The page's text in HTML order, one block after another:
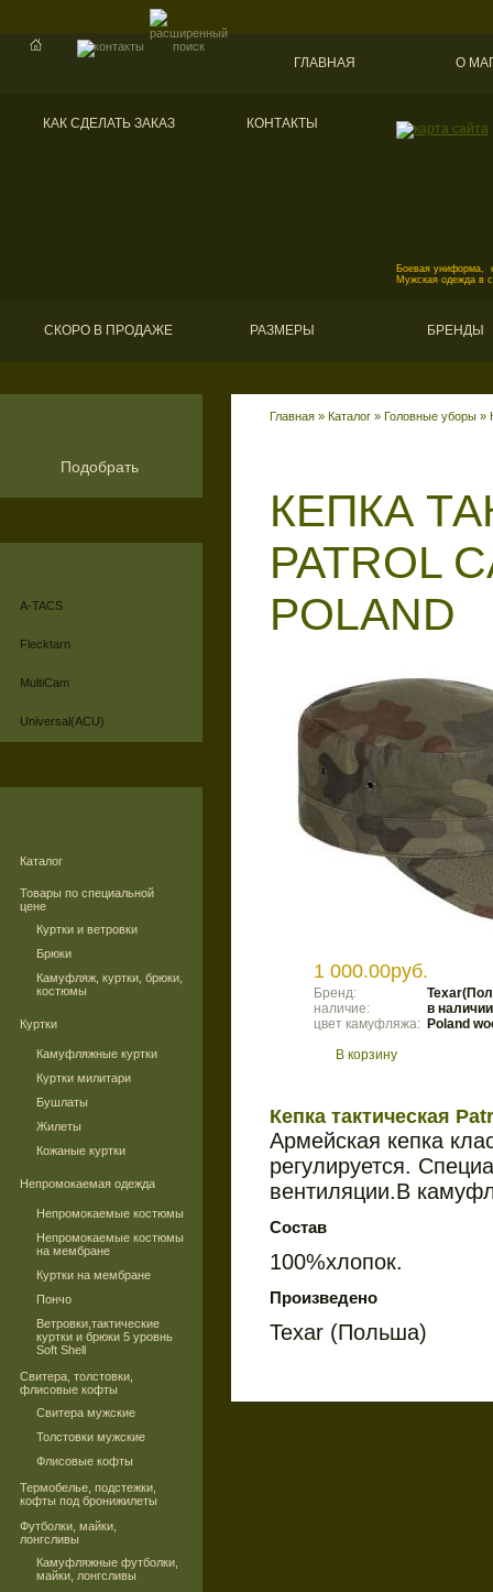
ГЛАВНАЯ О
КАК СДЕЛАТЬ ЗАКАЗ КОНТАКТЫ
Боевая униформа,
Мужская одежда в
СКОРО В ПРОДАЖЕ РАЗМЕРЫ БРЕНДЫ
Подобрать
A-TACS
Flecktarn
MultiCam
Universal(ACU)
Каталог
Товары по специальной
цене
Куртки и ветровки
Брюки
Камуфляж, куртки, брюки,
костюмы
Куртки
Камуфляжные куртки
Куртки милитари
Бушлаты
Жилеты
Кожаные куртки
Непромокаемая одежда
Непромокаемые костюмы
Непромокаемые костюмы
на мембране
Куртки на мембране
Пончо
Ветровки,тактические
куртки и брюки 5 уровнь
Soft Shell
Свитера, толстовки,
флисовые кофты
Свитера мужские
Толстовки мужские
Флисовые кофты
Термобелье, подстежки,
кофты под бронижилеты
Футболки, майки,
лонгсливы
Камуфляжные футболки,
майки, лонгсливы
Главная » Каталог » Головные уборы »
КЕПКА
PATROL
POLAND
1 000.00руб.
Бренд:
наличие:
в наличии
цвет камуфляжа: Poland
В корзину
Кепка тактическая
Армейская кепка
регулируется.
вентиляции.В
Состав
100%хлопок.
Произведено
Texar (Польша)